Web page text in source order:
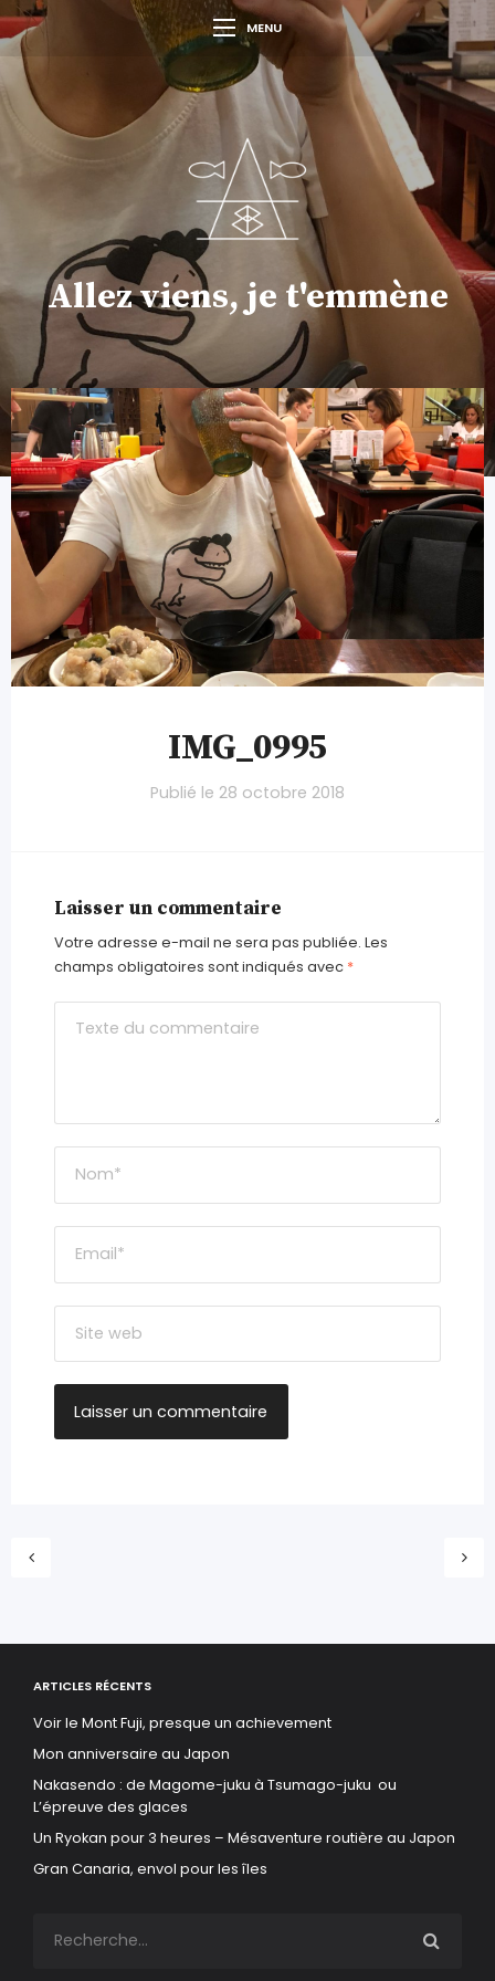
MENU
Allez viens, je t'emmène
IMG_0995
Publié le 28 octobre 2018
Laisser un commentaire
Votre adresse e-mail ne sera pas publiée. Les
champs obligatoires sont indiqués avec *
ARTICLES RÉCENTS
Voir le Mont Fuji, presque un achievement
Mon anniversaire au Japon
Nakasendo : de Magome-juku à Tsumago-juku ou
L’épreuve des glaces
Un Ryokan pour 3 heures – Mésaventure routière au Japon
Gran Canaria, envol pour les îles